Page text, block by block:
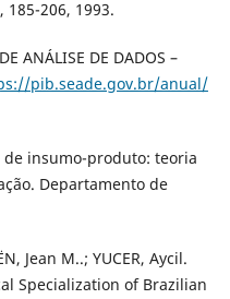
185-206, 1993.
ANÁLISE DE DADOS –
pib.seade.gov.br/anual/
de insumo-produto: teoria
Departamento de
Jean M..; YUCER, Aycil.
Specialization of Brazilian